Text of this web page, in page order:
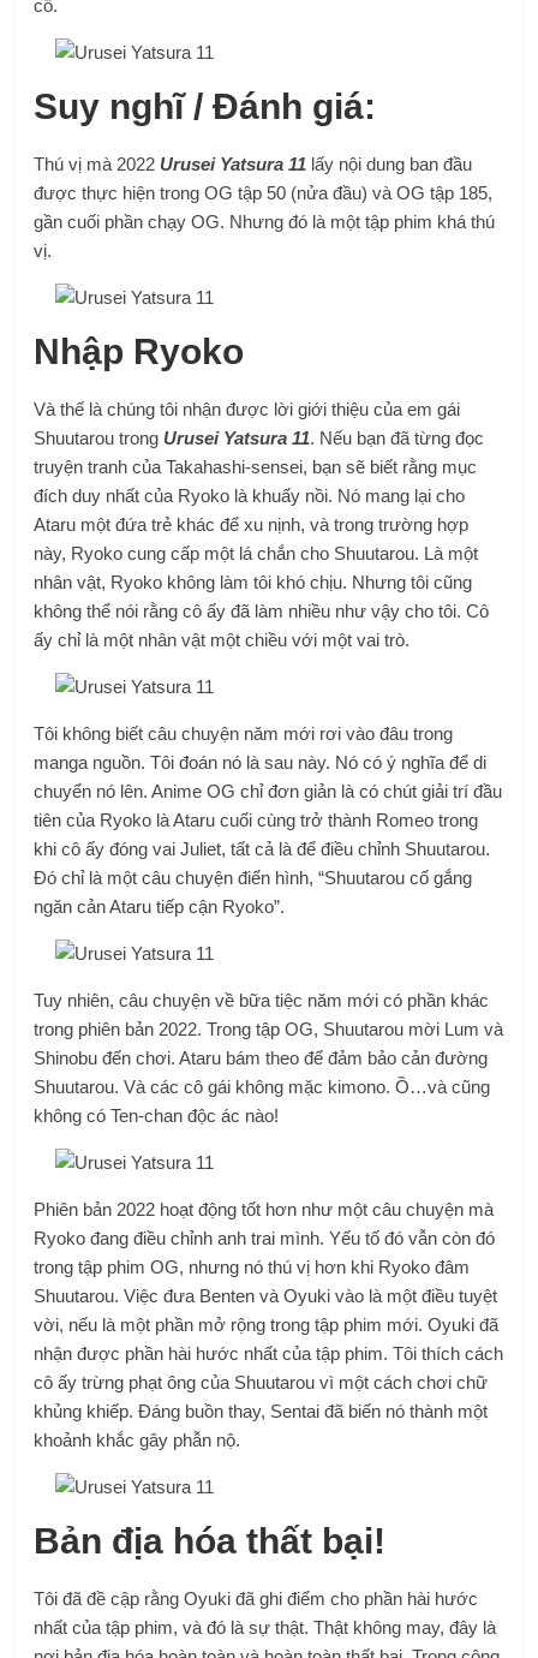
cô.
Suy nghĩ / Đánh giá:
Thú vị mà 2022 Urusei Yatsura 11 lấy nội dung ban đầu
được thực hiện trong OG tập 50 (nửa đầu) và OG tập 185,
gần cuối phần chạy OG. Nhưng đó là một tập phim khá thú
vị.
Nhập Ryoko
Và thế là chúng tôi nhận được lời giới thiệu của em gái
Shuutarou trong Urusei Yatsura 11. Nếu bạn đã từng đọc
truyện tranh của Takahashi-sensei, bạn sẽ biết rằng mục
đích duy nhất của Ryoko là khuấy nồi. Nó mang lại cho
Ataru một đứa trẻ khác để xu nịnh, và trong trường hợp
này, Ryoko cung cấp một lá chắn cho Shuutarou. Là một
nhân vật, Ryoko không làm tôi khó chịu. Nhưng tôi cũng
không thể nói rằng cô ấy đã làm nhiều như vậy cho tôi. Cô
ấy chỉ là một nhân vật một chiều với một vai trò.
Tôi không biết câu chuyện năm mới rơi vào đâu trong
manga nguồn. Tôi đoán nó là sau này. Nó có ý nghĩa để di
chuyển nó lên. Anime OG chỉ đơn giản là có chút giải trí đầu
tiên của Ryoko là Ataru cuối cùng trở thành Romeo trong
khi cô ấy đóng vai Juliet, tất cả là để điều chỉnh Shuutarou.
Đó chỉ là một câu chuyện điển hình, “Shuutarou cố gắng
ngăn cản Ataru tiếp cận Ryoko”.
Tuy nhiên, câu chuyện về bữa tiệc năm mới có phần khác
trong phiên bản 2022. Trong tập OG, Shuutarou mời Lum và
Shinobu đến chơi. Ataru bám theo để đảm bảo cản đường
Shuutarou. Và các cô gái không mặc kimono. Ồ…và cũng
không có Ten-chan độc ác nào!
Phiên bản 2022 hoạt động tốt hơn như một câu chuyện mà
Ryoko đang điều chỉnh anh trai mình. Yếu tố đó vẫn còn đó
trong tập phim OG, nhưng nó thú vị hơn khi Ryoko đâm
Shuutarou. Việc đưa Benten và Oyuki vào là một điều tuyệt
vời, nếu là một phần mở rộng trong tập phim mới. Oyuki đã
nhận được phần hài hước nhất của tập phim. Tôi thích cách
cô ấy trừng phạt ông của Shuutarou vì một cách chơi chữ
khủng khiếp. Đáng buồn thay, Sentai đã biến nó thành một
khoảnh khắc gây phẫn nộ.
Bản địa hóa thất bại!
Tôi đã đề cập rằng Oyuki đã ghi điểm cho phần hài hước
nhất của tập phim, và đó là sự thật. Thật không may, đây là